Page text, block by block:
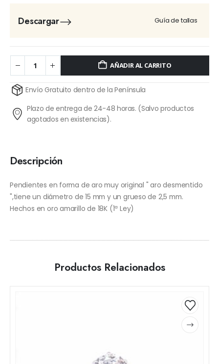
Descargar Guía de tallas
AÑADIR AL CARRITO
Alternative:
Envío Gratuito dentro de la Península
Plazo de entrega de 24-48 horas. (Salvo productos
agotados en existencias).
Descripción
Pendientes en forma de aro muy original " aro desmentido
",tiene un diámetro de 15 mm y un grueso de 2,5 mm.
Hechos en oro amarillo de 18K (1ª Ley)
Productos Relacionados